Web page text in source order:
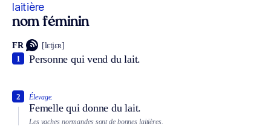
laitière
nom féminin
FR [lɛtjɛʀ]
Personne qui vend du lait.
1
Élevage.
Femelle qui donne du lait.
2
Les vaches normandes sont de bonnes laitières.